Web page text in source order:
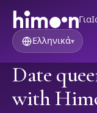
Για
Ελληνικά▾
Date
with